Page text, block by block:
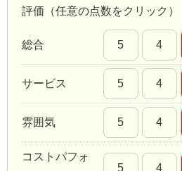
評価（任意の点数をクリック）
総合 5 4
サービス 5 4
雰囲気 5 4
コストパフォ
5 4